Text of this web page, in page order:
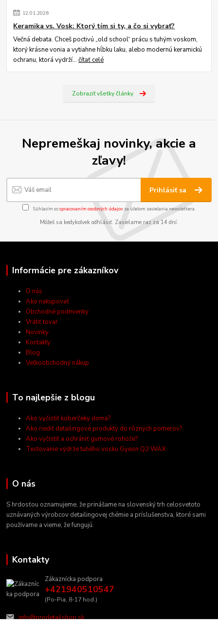
12.01.2026
Keramika vs. Vosk: Ktorý tím si ty, a čo si vybrať?
Večná debata. Chceš poctivú „old school“ prácu s tuhým voskom,
ktorý krásne vonia a vytiahne hĺbku laku, alebo modernú keramickú
ochranu, ktorá vydrží...čítať celé
Zobraziť všetky články
Nepremeškaj novinky, akcie a
zľavy!
Prihlásiť sa
Súhlasím sospracovaním osobných údajov za účelom zasielania newslettera.
Môžeš sa kedykoľvek odhlásiť. Zasielame raz za 14 dní.
Informácie pre zákazníkov
O nás
Ako nakupovať
Obchodné podmienky
Vrátiť tovar
Novinky
Kontakty
Blog
Veľkoobchodný nákup
To najlepšie z blogu
Ako vyčistiť koberčeky doma?
Ako riediť detailingové produkty do rôznych pomerov?
Ako vyčistiť a ochrániť gumové rohože?
Testovanie výdrže tuhého vosku Gyeon Q2 WAX
O nás
S hrdosťou oznamujeme, že prinášame na slovenský trh celosvetoto
uznávaných výrobcov detailingovej chémie a príslušenstva, ktoré sami
používame a vieme, že fungujú.
Kontakty
Zákaznícka podpora
+421940510547
(Po-Pia, 8-17 hod.)
info@prodetailshop.sk